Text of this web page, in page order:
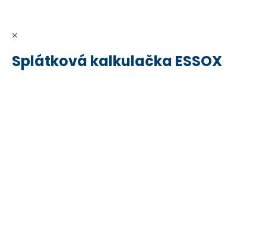
×
Splátková kalkulačka ESSOX